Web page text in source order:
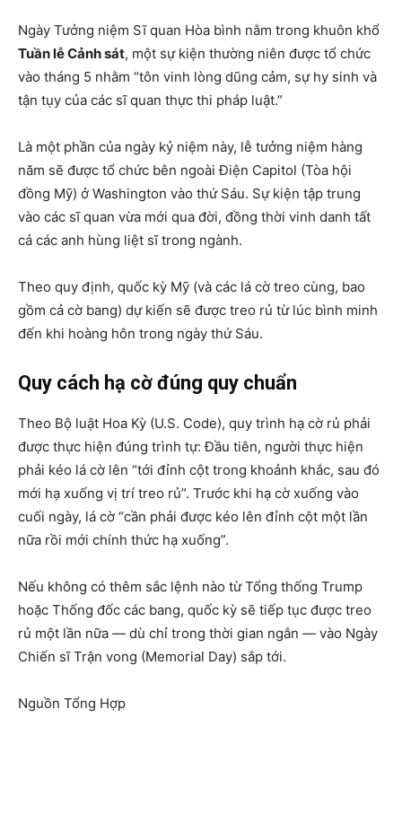
Ngày Tưởng niệm Sĩ quan Hòa bình nằm trong khuôn khổ
Tuần lễ Cảnh sát, một sự kiện thường niên được tổ chức
vào tháng 5 nhằm “tôn vinh lòng dũng cảm, sự hy sinh và
tận tụy của các sĩ quan thực thi pháp luật.”
Là một phần của ngày kỷ niệm này, lễ tưởng niệm hàng
năm sẽ được tổ chức bên ngoài Điện Capitol (Tòa hội
đồng Mỹ) ở Washington vào thứ Sáu. Sự kiện tập trung
vào các sĩ quan vừa mới qua đời, đồng thời vinh danh tất
cả các anh hùng liệt sĩ trong ngành.
Theo quy định, quốc kỳ Mỹ (và các lá cờ treo cùng, bao
gồm cả cờ bang) dự kiến sẽ được treo rủ từ lúc bình minh
đến khi hoàng hôn trong ngày thứ Sáu.
Quy cách hạ cờ đúng quy chuẩn
Theo Bộ luật Hoa Kỳ (U.S. Code), quy trình hạ cờ rủ phải
được thực hiện đúng trình tự: Đầu tiên, người thực hiện
phải kéo lá cờ lên “tới đỉnh cột trong khoảnh khắc, sau đó
mới hạ xuống vị trí treo rủ”. Trước khi hạ cờ xuống vào
cuối ngày, lá cờ “cần phải được kéo lên đỉnh cột một lần
nữa rồi mới chính thức hạ xuống”.
Nếu không có thêm sắc lệnh nào từ Tổng thống Trump
hoặc Thống đốc các bang, quốc kỳ sẽ tiếp tục được treo
rủ một lần nữa — dù chỉ trong thời gian ngắn — vào Ngày
Chiến sĩ Trận vong (Memorial Day) sắp tới.
Nguồn Tổng Hợp